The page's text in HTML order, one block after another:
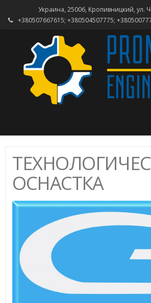
Украина, 25006, Кропивницкий, ул.
+380507667615; +380504507775;
ОСНАСТКА